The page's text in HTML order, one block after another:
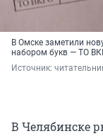
В Омске заметили
набором букв — ТО
Источник:
В Челябинске